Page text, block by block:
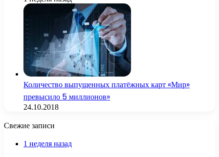
Количество выпущенных платёжных карт «Мир»
превысило 5 миллионов»
24.10.2018
Свежие записи
1 неделя назад